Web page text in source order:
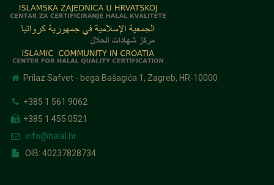
Prilaz Safvet - bega Bašagića 1, Zagreb, HR-10000
+385 1 561 9062
+385 1 455 0521
info@halal.hr
OIB: 40237828734